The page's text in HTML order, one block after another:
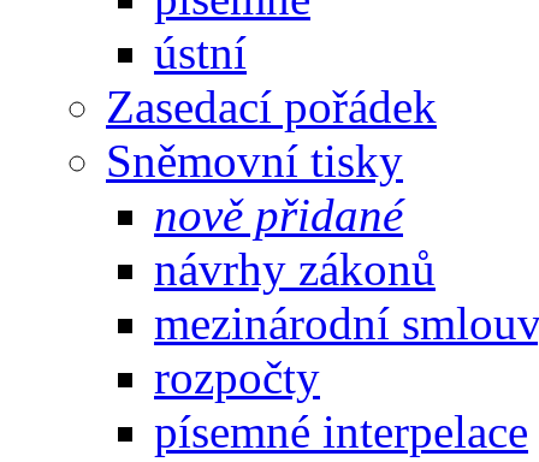
ústní
Zasedací pořádek
Sněmovní tisky
nově přidané
návrhy zákonů
mezinárodní
rozpočty
písemné interpelace